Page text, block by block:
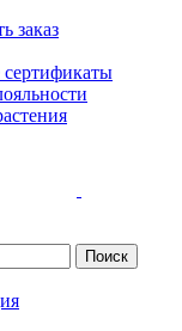
заказ
Поиск